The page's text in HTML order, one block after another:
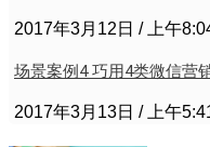
2017年3月12日 上午
场景案例4 巧用4类微信营
2017年3月13日 上午